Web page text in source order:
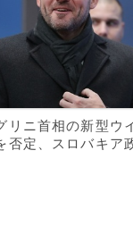
リニ首相の新型ウ
否定、スロバキア